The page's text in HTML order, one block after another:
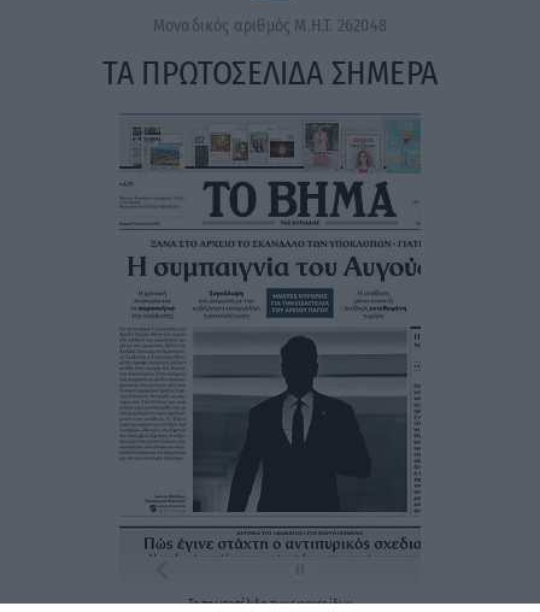
Μοναδικός αριθμός Μ.Η.Τ. 262048
ΤΑ ΠΡΩΤΟΣΕΛΙΔΑ ΣΗΜΕΡΑ
Ταπρωτοσέλιδατωνεφημερίδων